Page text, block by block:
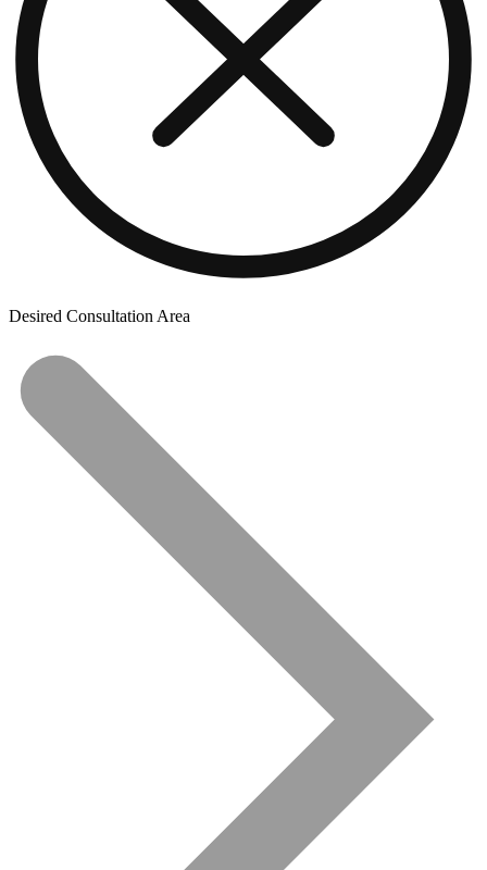
Desired Consultation Area